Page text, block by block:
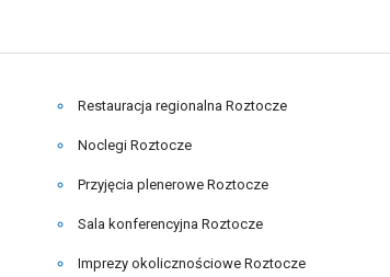
Restauracja regionalna Roztocze
Noclegi Roztocze
Przyjęcia plenerowe Roztocze
Sala konferencyjna Roztocze
Imprezy okolicznościowe Roztocze